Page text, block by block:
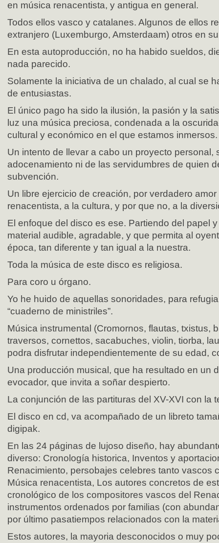
en música renacentista, y antigua en general.
Todos ellos vasco y catalanes. Algunos de ellos
extranjero (Luxemburgo, Amsterdaam) otros en
En esta autoproducción, no ha habido sueldos,
nada parecido.
Solamente la iniciativa de un chalado, al cual se
de entusiastas.
El único pago ha sido la ilusión, la pasión y la
luz una música preciosa, condenada a la
cultural y económico en el que estamos inmersos.
Un intento de llevar a cabo un proyecto personal,
adocenamiento ni de las servidumbres de quien
subvención.
Un libre ejercicio de creación, por verdadero
renacentista, a la cultura, y por que no, a la
El enfoque del disco es ese. Partiendo del papel
material audible, agradable, y que permita al
época, tan diferente y tan igual a la nuestra.
Toda la música de este disco es religiosa.
Para coro u órgano.
Yo he huido de aquellas sonoridades, para
“cuaderno de ministriles”.
Música instrumental (Cromornos, flautas, txistus,
traversos, cornettos, sacabuches, violin, tiorba,
podra disfrutar independientemente de su edad,
Una producción musical, que ha resultado en un
evocador, que invita a soñar despierto.
La conjunción de las partituras del XV-XVI con la
El disco en cd, va acompañado de un libreto
digipak.
En las 24 páginas de lujoso diseño, hay
diverso: Cronología historica, Inventos y
Renacimiento, persobajes celebres tanto vascos
Música renacentista, Los autores concretos de
cronológico de los compositores vascos del
instrumentos ordenados por familias (con
por último pasatiempos relacionados con la
Estos autores, la mayoria desconocidos o muy